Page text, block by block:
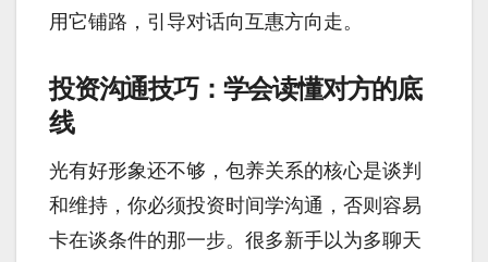
用它铺路，引导对话向互惠方向走。
投资沟通技巧：学会读懂对方的底
线
光有好形象还不够，包养关系的核心是谈判
和维持，你必须投资时间学沟通，否则容易
卡在谈条件的那一步。很多新手以为多聊天